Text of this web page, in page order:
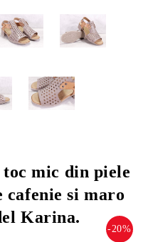
toc mic din piele
cafenie si maro
Karina.
-20%